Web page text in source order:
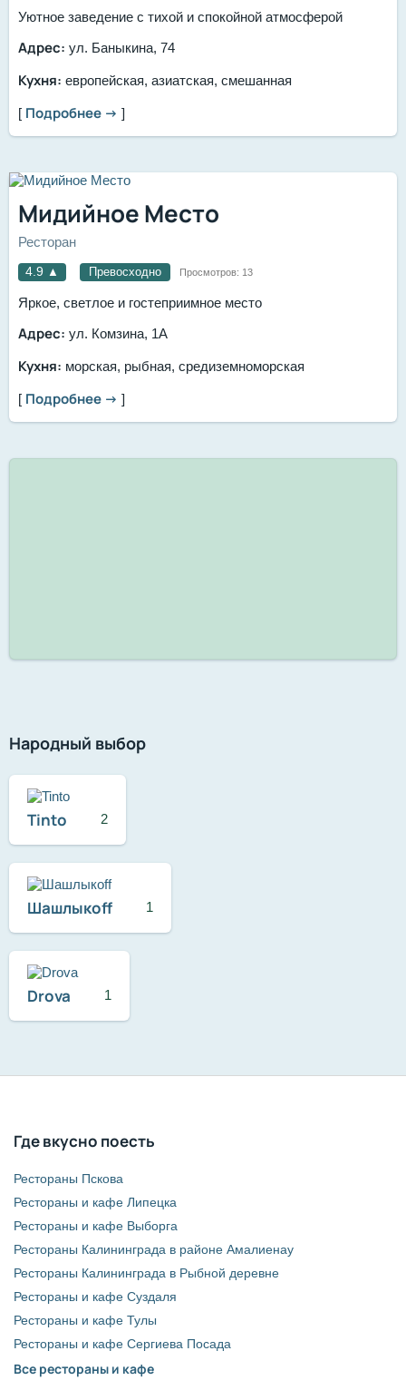
Уютное заведение с тихой и спокойной атмосферой
Адрес: ул. Баныкина, 74
Кухня: европейская, азиатская, смешанная
[ Подробнее → ]
Мидийное Место
Ресторан
4.9 ▲ Превосходно Просмотров: 13
Яркое, светлое и гостеприимное место
Адрес: ул. Комзина, 1А
Кухня: морская, рыбная, средиземноморская
[ Подробнее → ]
Народный выбор
Tinto 2
Шашлыкоff 1
Drova 1
Где вкусно поесть
Рестораны Пскова
Рестораны и кафе Липецка
Рестораны и кафе Выборга
Рестораны Калининграда в районе Амалиенау
Рестораны Калининграда в Рыбной деревне
Рестораны и кафе Суздаля
Рестораны и кафе Тулы
Рестораны и кафе Сергиева Посада
Все рестораны и кафе